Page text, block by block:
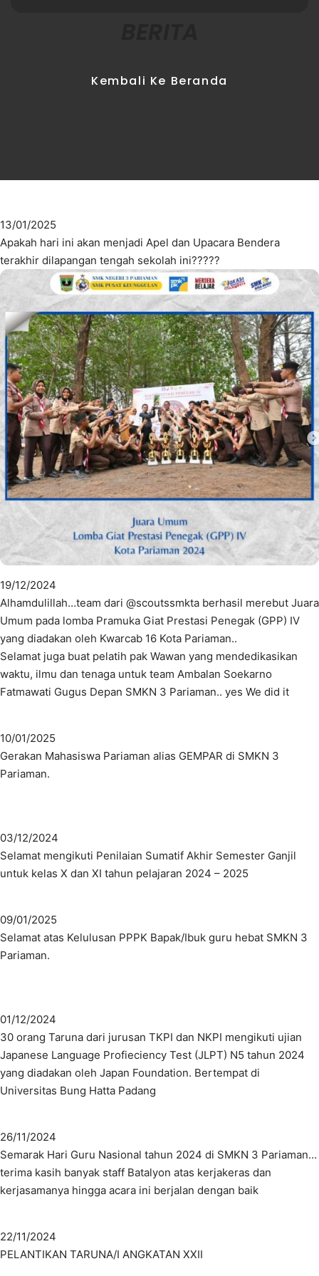
Kembali Ke Beranda
13/01/2025
Apakah hari ini akan menjadi Apel dan Upacara Bendera
terakhir dilapangan tengah sekolah ini?????
19/12/2024
Alhamdulillah…team dari @scoutssmkta berhasil merebut Juara
Umum pada lomba Pramuka Giat Prestasi Penegak (GPP) IV
yang diadakan oleh Kwarcab 16 Kota Pariaman..
Selamat juga buat pelatih pak Wawan yang mendedikasikan
waktu, ilmu dan tenaga untuk team Ambalan Soekarno
Fatmawati Gugus Depan SMKN 3 Pariaman.. yes We did it
10/01/2025
Gerakan Mahasiswa Pariaman alias GEMPAR di SMKN 3
Pariaman.
03/12/2024
Selamat mengikuti Penilaian Sumatif Akhir Semester Ganjil
untuk kelas X dan XI tahun pelajaran 2024 – 2025
09/01/2025
Selamat atas Kelulusan PPPK Bapak/Ibuk guru hebat SMKN 3
Pariaman.
01/12/2024
30 orang Taruna dari jurusan TKPI dan NKPI mengikuti ujian
Japanese Language Profieciency Test (JLPT) N5 tahun 2024
yang diadakan oleh Japan Foundation. Bertempat di
Universitas Bung Hatta Padang
26/11/2024
Semarak Hari Guru Nasional tahun 2024 di SMKN 3 Pariaman…
terima kasih banyak staff Batalyon atas kerjakeras dan
kerjasamanya hingga acara ini berjalan dengan baik
22/11/2024
PELANTIKAN TARUNA/I ANGKATAN XXII